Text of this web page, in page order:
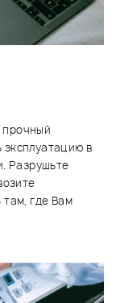
прочный
в
Разрушьте
там, где Вам